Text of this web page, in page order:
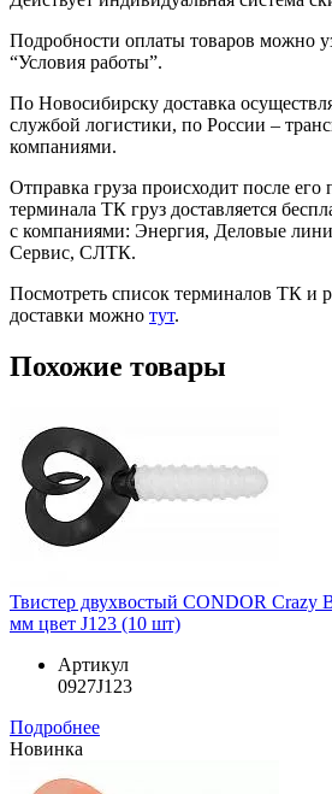
Подробности оплаты товаров можно
“Условия работы”.
По Новосибирску доставка
службой логистики, по России –
компаниями.
Отправка груза происходит после
терминала ТК груз доставляется
с компаниями: Энергия, Деловые
Сервис, СЛТК.
Посмотреть список терминалов ТК и
доставки можно тут.
Похожие товары
Твистер двухвостый CONDOR Crazy
мм цвет J123 (10 шт)
Артикул
0927J123
Подробнее
Новинка